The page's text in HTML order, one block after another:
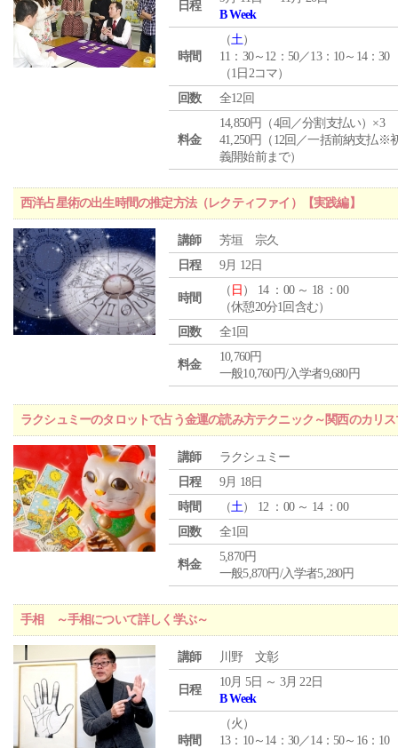
日程
B Week
時間
（土）
11：30～12：50／13：10～14：30
（1日2コマ）
回数
全12回
料金
14,850円（4回／分割支払い）×3
41,250円（12回／一括前納支払※
義開始前まで）
西洋占星術の出生時間の推定方法（レクティファイ）【実践編】
講師
芳垣 宗久
日程
9月 12日
時間
（ 日 ） 14 ：00 ～ 18 ：00
（休憩20分1回含む）
回数
全1回
料金
10,760円
一般10,760円/入学者9,680円
ラクシュミーのタロットで占う金運の読み方テクニック～関西のカリ
講師
ラクシュミー
日程
9月 18日
時間
（土） 12 ：00 ～ 14 ：00
回数
全1回
料金
5,870円
一般5,870円/入学者5,280円
手相 ～手相について詳しく学ぶ～
講師 川野 文彰
日程
10月 5日 ～ 3月 22日
B Week
時間
（火 ）
13：10～14：30／14：50～16：10